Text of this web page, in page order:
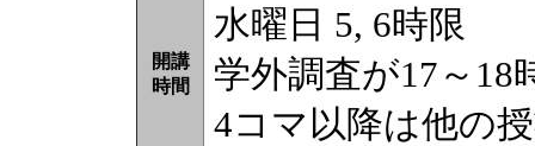
開講
時間
水曜日 5, 6時限
学外調査が17～
4コマ以降は他の